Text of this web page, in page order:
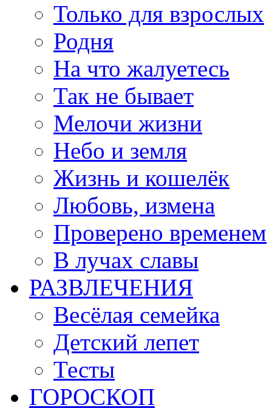
Только для взрослых
Родня
На что жалуетесь
Так не бывает
Мелочи жизни
Небо и земля
Жизнь и кошелёк
Любовь, измена
Проверено временем
В лучах славы
РАЗВЛЕЧЕНИЯ
Весёлая семейка
Детский лепет
Тесты
ГОРОСКОП